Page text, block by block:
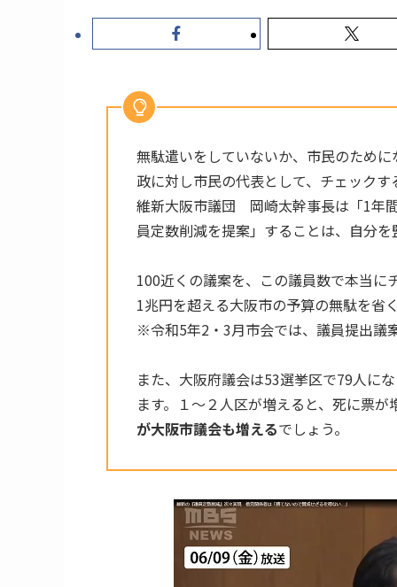
無駄遣いをしていないか、市民のため
政に対し市民の代表として、チェックす
維新大阪市議団 岡崎太幹事長は「1年
員定数削減を提案」することは、自分
100近くの議案を、この議員数で本当に
1兆円を超える大阪市の予算の無駄を省
※令和5年2・3月市会では、議員提出議
また、大阪府議会は53選挙区で79人に
ます。１～２人区が増えると、死に票
が大阪市議会も増えるでしょう。